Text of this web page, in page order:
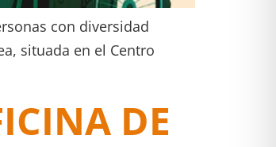
con diversidad
situada en el Centro
DE